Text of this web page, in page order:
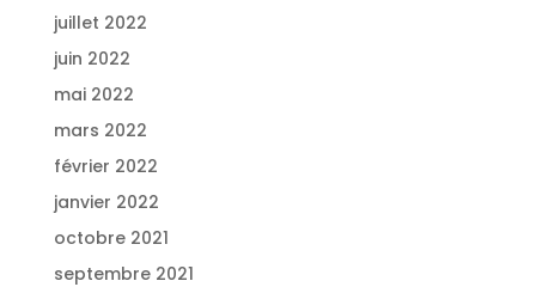
juillet 2022
juin 2022
mai 2022
mars 2022
février 2022
janvier 2022
octobre 2021
septembre 2021